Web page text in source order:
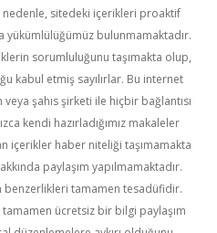
sitedeki içerikleri proaktif
yükümlülüğümüz bulunmamaktadır.
sorumluluğunu taşımakta olup,
kabul etmiş sayılırlar. Bu internet
şahıs şirketi ile hiçbir bağlantısı
kendi hazırladığımız makaleler
içerikler haber niteliği taşımamakta
paylaşım yapılmamaktadır.
benzerlikleri tamamen tesadüfidir.
tamamen ücretsiz bir bilgi paylaşım